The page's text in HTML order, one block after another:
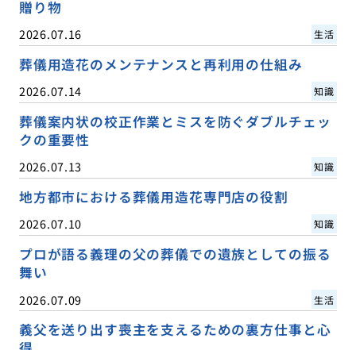
贈り物
2026.07.16 生活
葬儀用造花のメンテナンスと再利用の仕組み
2026.07.14 知識
葬儀案内状の校正作業とミスを防ぐダブルチェッ
クの重要性
2026.07.13 知識
地方都市における葬儀用造花専門店の役割
2026.07.10 知識
プロが語る義理の父の葬儀での遺族としての振る
舞い
2026.07.09 生活
義父を送り出す喪主を支えるための裏方仕事と心